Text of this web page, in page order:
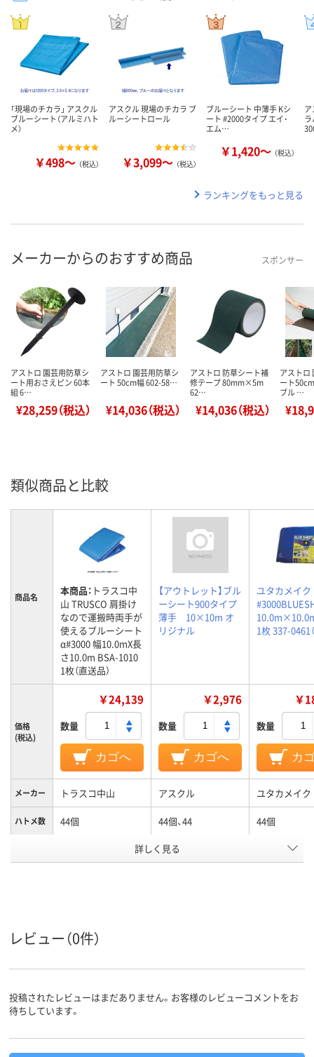
「現場のチカラ」 アスクル
ブルーシート（アルミハト
メ）
￥498～ （税込）
アスクル 現場のチカラ ブ
ルーシートロール
￥3,099～ （税込）
ブルーシート 中薄手 Kシ
ート #2000タイプ エイ･
エム…
￥1,420～ （税込）
ランキングをもっと見る
メーカーからのおすすめ商品 スポンサー
アストロ 園芸用防草シ
ート用おさえピン 60本
組 6…
¥28,259（税込）
アストロ 園芸用防草シ
ート 50cm幅 602-58…
¥14,036（税込）
アストロ 防草シート補
修テープ 80mm×5m
62…
¥14,036（税込）
アストロ
ート
ブル …
類似商品と比較
商品名 本商品： トラスコ中
山 TRUSCO 肩掛け
なので運搬時両手が
使えるブルーシート
α#3000 幅10.0mX長
さ10.0m BSA-1010
1枚（直送品）
【アウトレット】ブル
ーシート900タイプ
薄手 10×10m オ
リジナル
ユタカメイク
1枚 337-0461
価格
(税込)
￥24,139
数量
カゴへ
￥2,976
数量
カゴへ
￥
数量
カ
メーカー トラスコ中山 アスクル ユタカメイク
ハトメ数 44個 44個、44 44個
ブルー系
詳しく見る
レビュー（0件）
投稿されたレビューはまだありません。お客様のレビューコメントをお
待ちしています。